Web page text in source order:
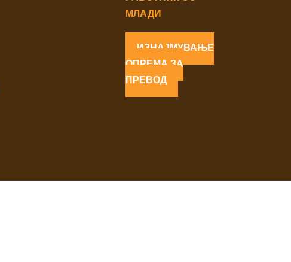
МЛАДИ
ИЗНАЈМУВАЊЕ
ОПРЕМА ЗА
ПРЕВОД